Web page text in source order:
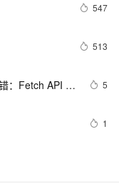
547
513
：Fetch API
5
1
倒计时领取礼